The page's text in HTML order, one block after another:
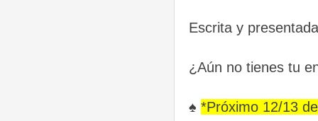
Escrita y
¿Aún no tienes tu
♠ *Próximo 12/13